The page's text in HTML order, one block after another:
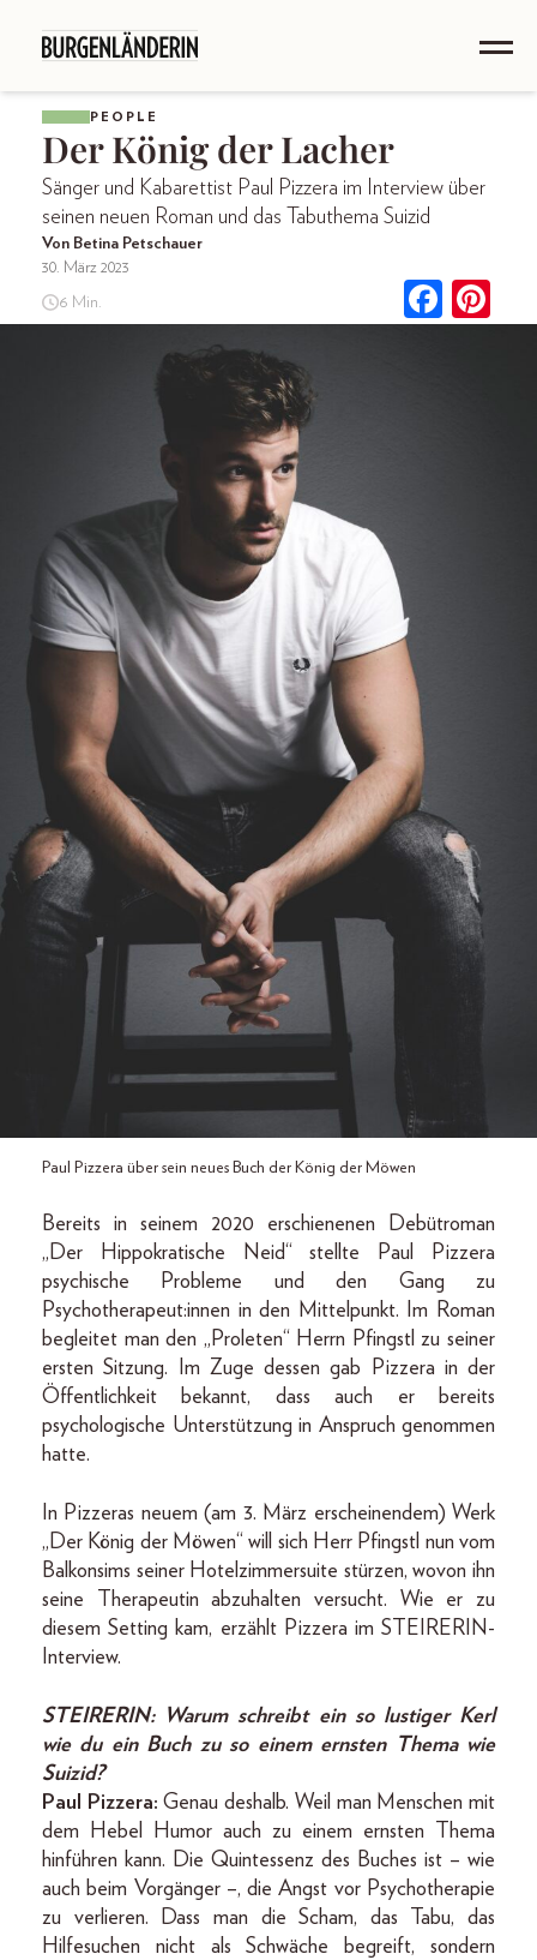
PEOPLE
Der König der Lacher
Sänger und Kabarettist Paul Pizzera im Interview über
seinen neuen Roman und das Tabuthema Suizid
Von Betina Petschauer
30. März 2023
6 Min.
Paul Pizzera über sein neues Buch der König der Möwen
Bereits in seinem 2020 erschienenen Debütroman
„Der Hippokratische Neid“ stellte Paul Pizzera
psychische Probleme und den Gang zu
Psychotherapeut:innen in den Mittelpunkt. Im Roman
begleitet man den „Proleten“ Herrn Pfingstl zu seiner
ersten Sitzung. Im Zuge dessen gab Pizzera in der
Öffentlichkeit bekannt, dass auch er bereits
psychologische Unterstützung in Anspruch genommen
hatte.
In Pizzeras neuem (am 3. März erscheinendem) Werk
„Der König der Möwen“ will sich Herr Pfingstl nun vom
Balkonsims seiner Hotelzimmersuite stürzen, wovon ihn
seine Therapeutin abzuhalten versucht. Wie er zu
diesem Setting kam, erzählt Pizzera im STEIRERIN-
Interview.
STEIRERIN: Warum schreibt ein so lustiger Kerl
wie du ein Buch zu so einem ernsten Thema wie
Suizid?
Paul Pizzera:Genau deshalb. Weil man Menschen mit
dem Hebel Humor auch zu einem ernsten Thema
hinführen kann. Die Quintessenz des Buches ist – wie
auch beim Vorgänger –, die Angst vor Psychotherapie
zu verlieren. Dass man die Scham, das Tabu, das
Hilfesuchen nicht als Schwäche begreift, sondern